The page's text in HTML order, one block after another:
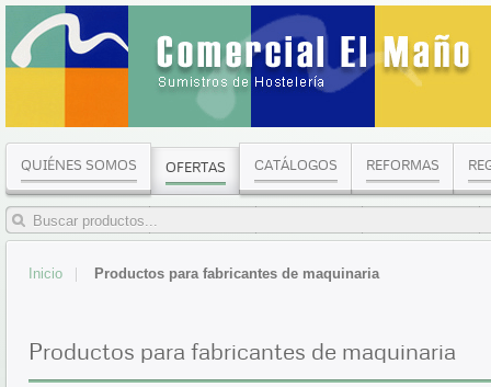
QUIÉNES SOMOS OFERTAS CATÁLOGOS REFORMAS
Inicio Productos para fabricantes de maquinaria
Productos para fabricantes de maquinaria